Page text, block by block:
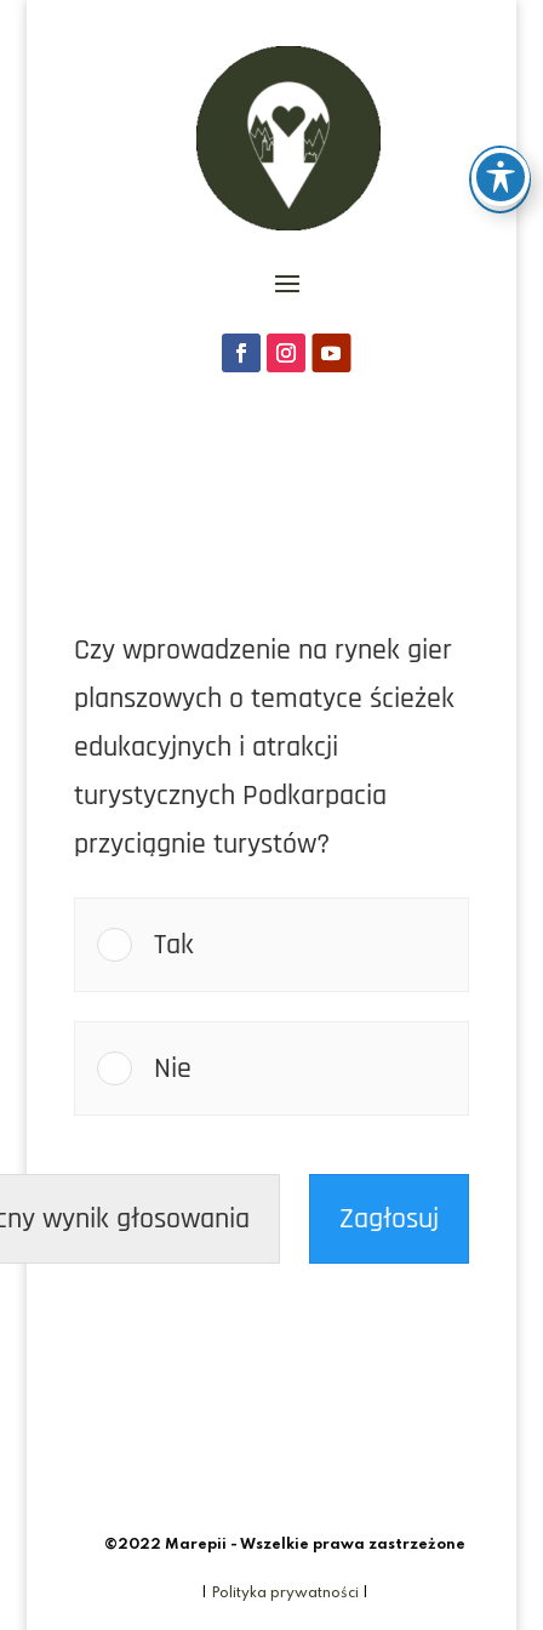
Czy wprowadzenie na rynek gier
planszowych o tematyce ścieżek
edukacyjnych i atrakcji
turystycznych Podkarpacia
przyciągnie turystów?
Tak
Nie
wynik głosowania Zagłosuj
©2022 Marepii - Wszelkie prawa zastrzeżone
Polityka prywatności|